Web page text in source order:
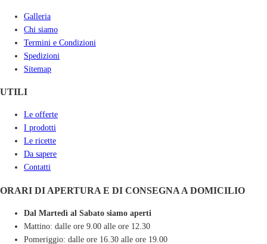
Galleria
Chi siamo
Termini e Condizioni
Spedizioni
Sitemap
UTILI
Le offerte
I prodotti
Le ricette
Da sapere
Contatti
ORARI DI APERTURA E DI CONSEGNA A DOMICILIO
Dal Martedì al Sabato siamo aperti
Mattino: dalle ore 9.00 alle ore 12.30
Pomeriggio: dalle ore 16.30 alle ore 19.00